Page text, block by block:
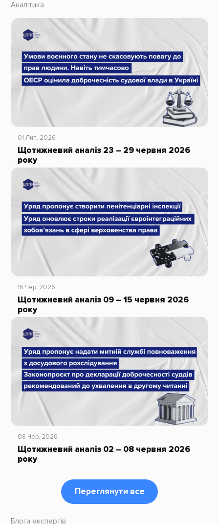
Аналітика
01 Лип, 2026
Щотижневий аналіз 23 – 29 червня 2026
року
16 Чер, 2026
Щотижневий аналіз 09 – 15 червня 2026
року
08 Чер, 2026
Щотижневий аналіз 02 – 08 червня 2026
року
Переглянути все
Блоги експертів